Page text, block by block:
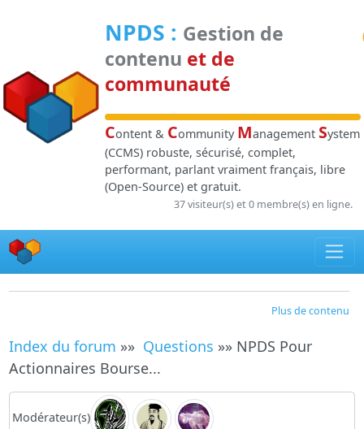
NPDS : Gestion de
contenu et de
communauté
Content & Community Management System
(CCMS) robuste, sécurisé, complet,
performant, parlant vraiment français, libre
(Open-Source) et gratuit.
37 visiteur(s) et 0 membre(s) en ligne.
Plus de contenu
Index du forum »» Questions »» NPDS Pour
Actionnaires Bourse...
Modérateur(s)